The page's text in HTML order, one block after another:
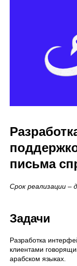
письма
Срок реализации –
Задачи
Разработка
клиентами
арабском языках.